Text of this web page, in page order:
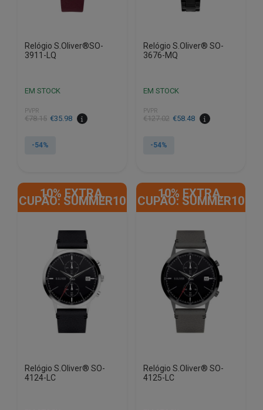
Relógio S.Oliver®SO-
3911-LQ
EM STOCK
PVPR
€78.15
O
original
€35.98
O
atual
-54%
Relógio S.Oliver® SO-
3676-MQ
EM STOCK
PVPR
€127.02
O
original
€58.48
O
atual
-54%
10% EXTRA,
CUPÃO: SUMMER10
Relógio S.Oliver® SO-
4124-LC
10% EXTRA,
CUPÃO: SUMMER10
Relógio S.Oliver® SO-
4125-LC